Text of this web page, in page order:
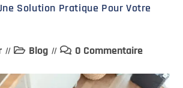
Solution Pratique Pour Votre
Blog 0 Commentaire